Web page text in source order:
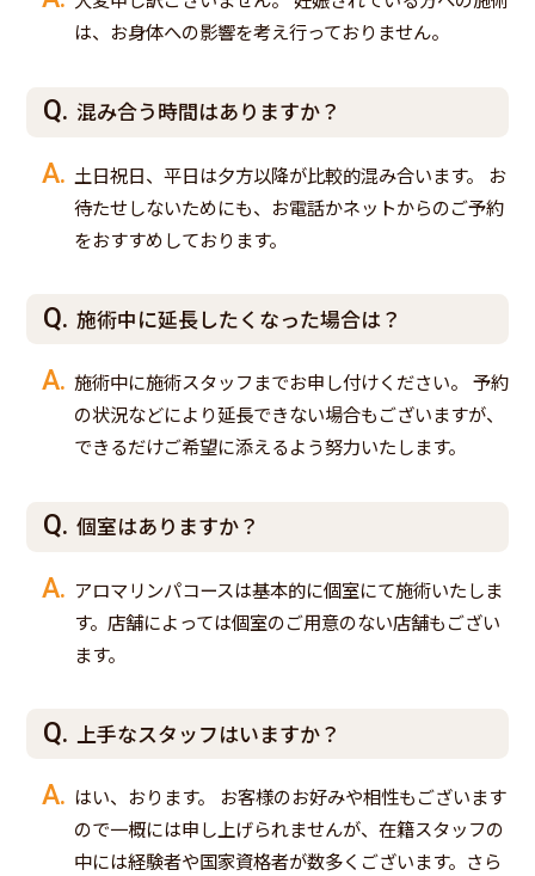
は、お身体への影響を考え行っておりません。
混み合う時間はありますか？
土日祝日、平日は夕方以降が比較的混み合います。 お
待たせしないためにも、お電話かネットからのご予約
をおすすめしております。
施術中に延長したくなった場合は？
施術中に施術スタッフまでお申し付けください。 予約
の状況などにより延長できない場合もございますが、
できるだけご希望に添えるよう努力いたします。
個室はありますか？
アロマリンパコースは基本的に個室にて施術いたしま
す。店舗によっては個室のご用意のない店舗もござい
ます。
上手なスタッフはいますか？
はい、おります。 お客様のお好みや相性もございます
ので一概には申し上げられませんが、在籍スタッフの
中には経験者や国家資格者が数多くございます。さら